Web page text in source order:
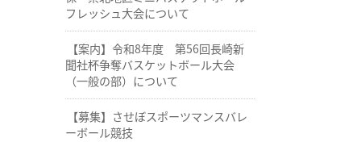
フレッシュ大会について
【案内】令和8年度 第56回長崎新
聞社杯争奪バスケットボール大会
（一般の部）について
【募集】させぼスポーツマンスバレ
ーボール競技